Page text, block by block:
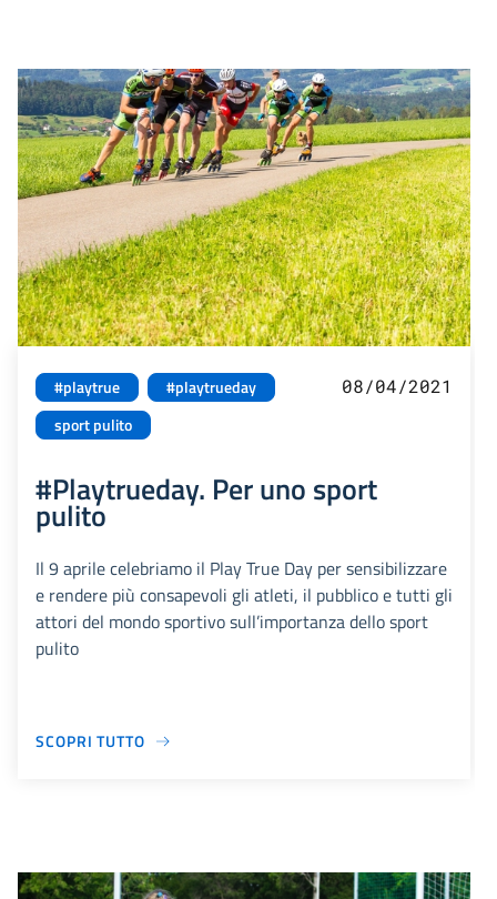
#playtrue
#playtrueday
sport pulito
08/04/2021
#Playtrueday. Per uno sport
pulito
Il 9 aprile celebriamo il Play True Day per sensibilizzare
e rendere più consapevoli gli atleti, il pubblico e tutti gli
attori del mondo sportivo sull’importanza dello sport
pulito
SCOPRI TUTTO